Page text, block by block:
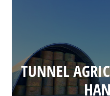
TUNNEL